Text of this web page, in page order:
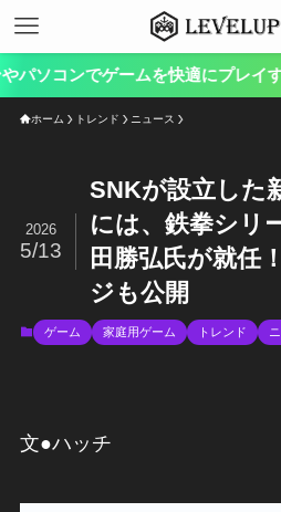
ムを快適にプレイするには？”
ホーム トレンド ニュース
SNKが設立した
には、鉄拳シリ
田勝弘氏が就任
ジも公開
2026
5/13
ゲーム 家庭用ゲーム トレンド
文●ハッチ